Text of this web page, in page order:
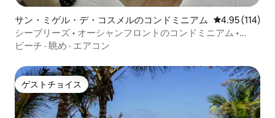
サン・ミゲル・デ・コスメルのコンドミニアム レビュー114
4.95 (114)
シーブリーズ • オーシャンフロントのコンドミニアム •
CoastalStay
ビーチ · 眺め · エアコン
ゲストチョイス
ゲストチョイス